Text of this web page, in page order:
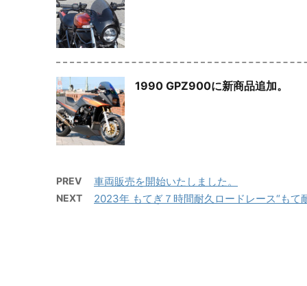
1990 GPZ900に新商品追加。
PREV 車両販売を開始いたしました。
NEXT 2023年 もてぎ７時間耐久ロードレース“もて